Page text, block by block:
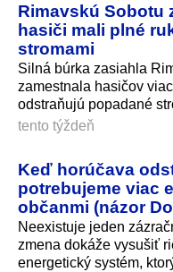
Rimavskú Sobotu
hasiči mali plné
stromami
Silná búrka zasiahla
zamestnala hasičov
odstraňujú popadané
tento týždeň
Keď horúčava
potrebujeme viac
občanmi (názor
Neexistuje jeden
zmena dokáže vysušiť
energetický systém,